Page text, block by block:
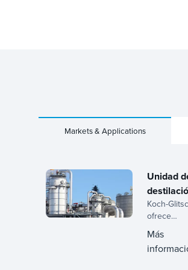
Markets & Applications
Unidad
de crudo
(CDU) /
Unidad de
Koch-
ofrece
soluciones
unidades
Más